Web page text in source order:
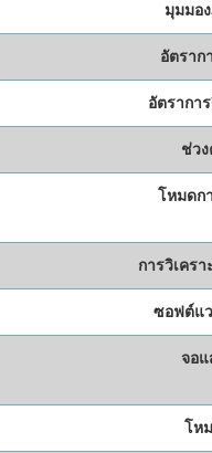
มุมมอ
อัตราก
อัตรากา
ช่ว
โหมดก
การวิเคร
ซอฟต์แ
จอแ
โห